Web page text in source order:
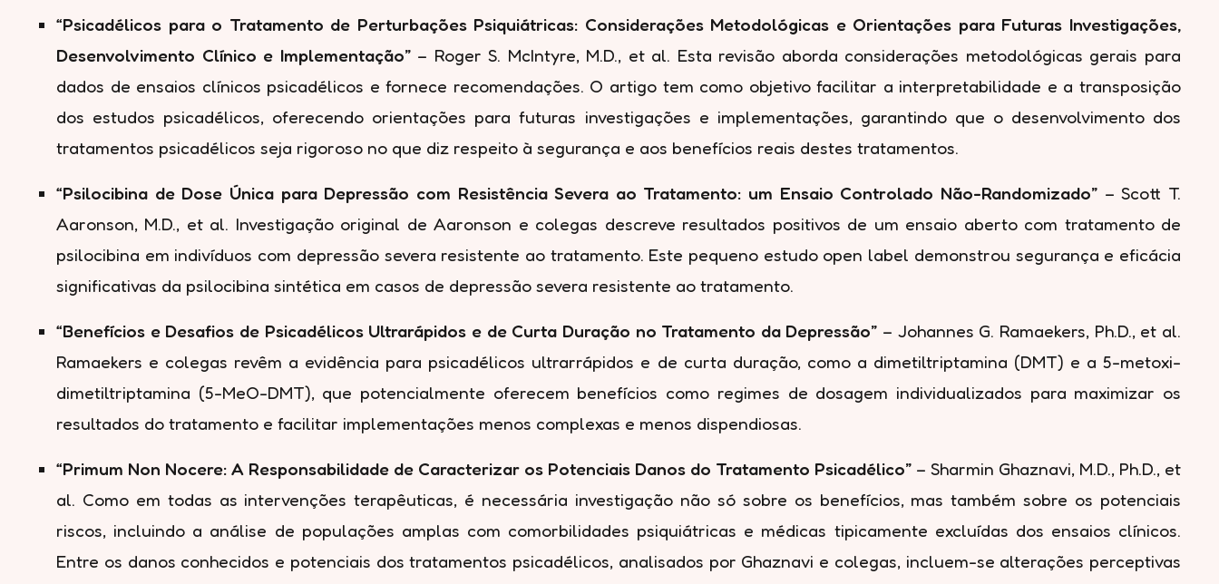
“Psicadélicos para o Tratamento de Perturbações Psiquiátricas: Considerações Metodológicas e Orientações para Futuras Investigações,
Desenvolvimento Clínico e Implementação”– Roger S. McIntyre, M.D., et al. Esta revisão aborda considerações metodológicas gerais para
dados de ensaios clínicos psicadélicos e fornece recomendações. O artigo tem como objetivo facilitar a interpretabilidade e a transposição
dos estudos psicadélicos, oferecendo orientações para futuras investigações e implementações, garantindo que o desenvolvimento dos
tratamentos psicadélicos seja rigoroso no que diz respeito à segurança e aos benefícios reais destes tratamentos.
“Psilocibina de Dose Única para Depressão com Resistência Severa ao Tratamento: um Ensaio Controlado Não-Randomizado” – Scott T.
Aaronson, M.D., et al. Investigação original de Aaronson e colegas descreve resultados positivos de um ensaio aberto com tratamento de
psilocibina em indivíduos com depressão severa resistente ao tratamento. Este pequeno estudo open label demonstrou segurança e eficácia
significativas da psilocibina sintética em casos de depressão severa resistente ao tratamento.
“Benefícios e Desafios de Psicadélicos Ultrarápidos e de Curta Duração no Tratamento da Depressão” – Johannes G. Ramaekers, Ph.D., et al.
Ramaekers e colegas revêm a evidência para psicadélicos ultrarrápidos e de curta duração, como a dimetiltriptamina (DMT) e a 5-metoxi-
dimetiltriptamina (5-MeO-DMT), que potencialmente oferecem benefícios como regimes de dosagem individualizados para maximizar os
resultados do tratamento e facilitar implementações menos complexas e menos dispendiosas.
“Primum Non Nocere: A Responsabilidade de Caracterizar os Potenciais Danos do Tratamento Psicadélico” – Sharmin Ghaznavi, M.D., Ph.D., et
al. Como em todas as intervenções terapêuticas, é necessária investigação não só sobre os benefícios, mas também sobre os potenciais
riscos, incluindo a análise de populações amplas com comorbilidades psiquiátricas e médicas tipicamente excluídas dos ensaios clínicos.
Entre os danos conhecidos e potenciais dos tratamentos psicadélicos, analisados por Ghaznavi e colegas, incluem-se alterações perceptivas